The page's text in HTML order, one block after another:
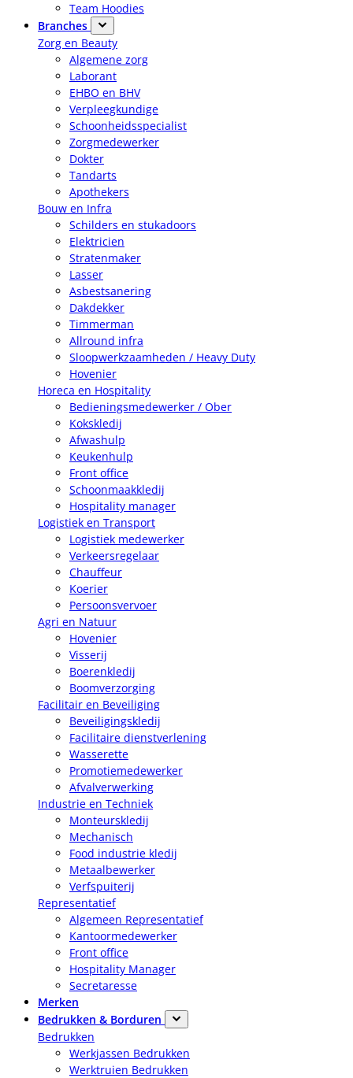
Team Hoodies
Branches
Zorg en Beauty
Algemene zorg
Laborant
EHBO en BHV
Verpleegkundige
Schoonheidsspecialist
Zorgmedewerker
Dokter
Tandarts
Apothekers
Bouw en Infra
Schilders en stukadoors
Elektricien
Stratenmaker
Lasser
Asbestsanering
Dakdekker
Timmerman
Allround infra
Sloopwerkzaamheden / Heavy Duty
Hovenier
Horeca en Hospitality
Bedieningsmedewerker / Ober
Kokskledij
Afwashulp
Keukenhulp
Front office
Schoonmaakkledij
Hospitality manager
Logistiek en Transport
Logistiek medewerker
Verkeersregelaar
Chauffeur
Koerier
Persoonsvervoer
Agri en Natuur
Hovenier
Visserij
Boerenkledij
Boomverzorging
Facilitair en Beveiliging
Beveiligingskledij
Facilitaire dienstverlening
Wasserette
Promotiemedewerker
Afvalverwerking
Industrie en Techniek
Monteurskledij
Mechanisch
Food industrie kledij
Metaalbewerker
Verfspuiterij
Representatief
Algemeen Representatief
Kantoormedewerker
Front office
Hospitality Manager
Secretaresse
Merken
Bedrukken & Borduren
Bedrukken
Werkjassen Bedrukken
Werktruien Bedrukken